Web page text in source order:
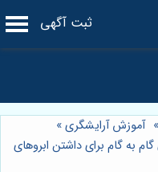
ثبت آگهی
» آموزش آرایشگری»
به گام برای داشتن ابروهای